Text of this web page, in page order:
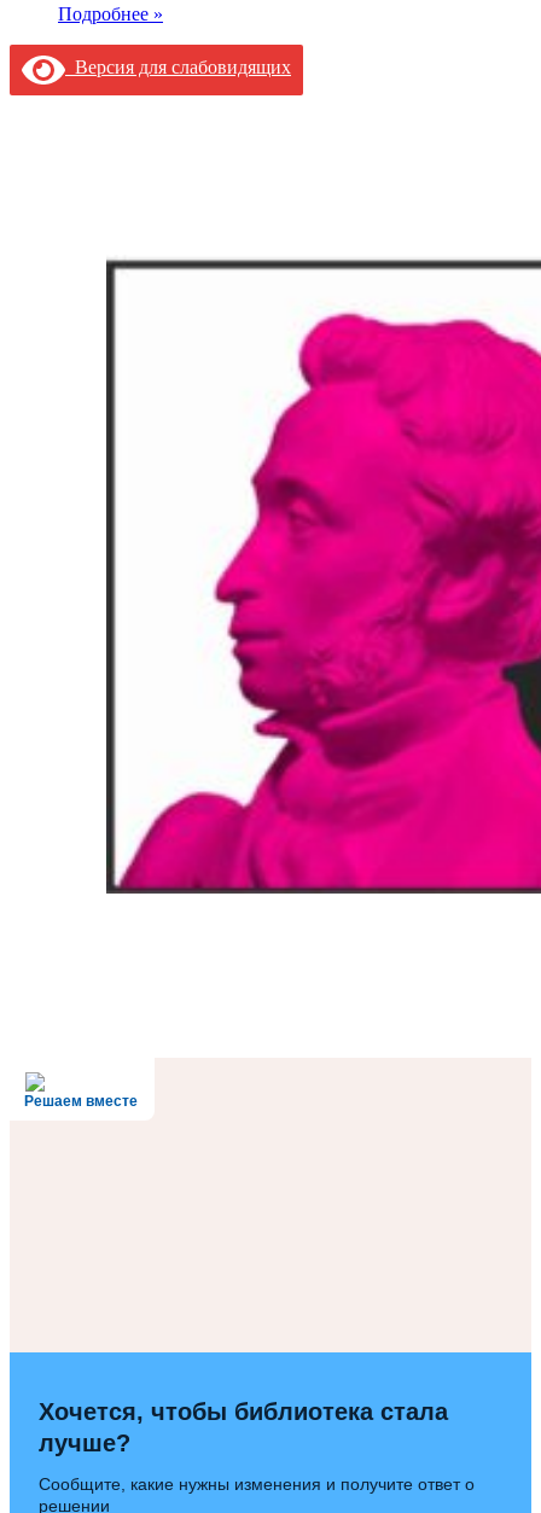
Подробнее »
Версия для слабовидящих
Решаем вместе
Хочется, чтобы библиотека стала
лучше?
Сообщите, какие нужны изменения и получите ответ о
решении